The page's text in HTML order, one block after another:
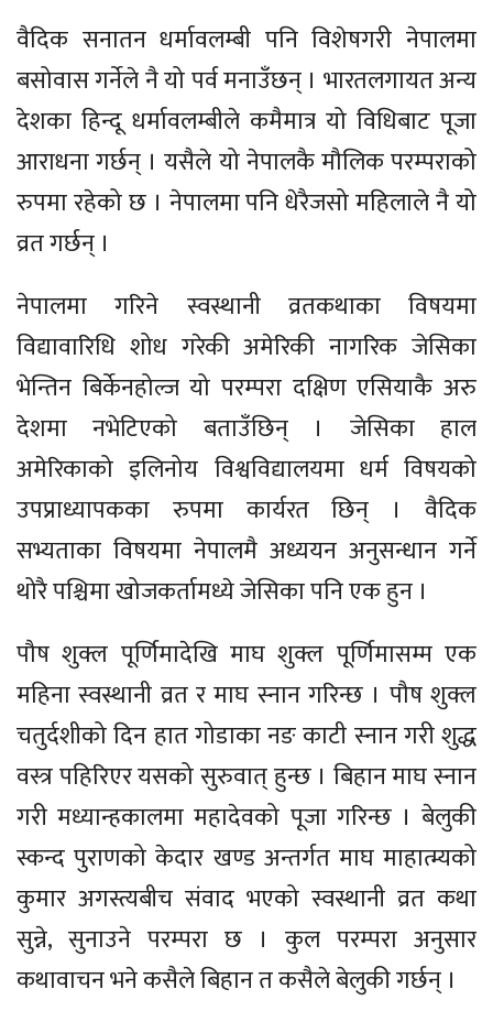
वैदिक सनातन धर्मावलम्बी पनि विशेषगरी नेपालमा
बसोवास गर्नेले नै यो पर्व मनाउँछन् । भारतलगायत अन्य
देशका हिन्दू धर्मावलम्बीले कमैमात्र यो विधिबाट पूजा
आराधना गर्छन् । यसैले यो नेपालकै मौलिक परम्पराको
रुपमा रहेको छ । नेपालमा पनि धेरैजसो महिलाले नै यो
व्रत गर्छन् ।
नेपालमा गरिने स्वस्थानी व्रतकथाका विषयमा
विद्यावारिधि शोध गरेकी अमेरिकी नागरिक जेसिका
भेन्तिन बिर्केनहोल्ज यो परम्परा दक्षिण एसियाकै अरु
देशमा नभेटिएको बताउँछिन् । जेसिका हाल
अमेरिकाको इलिनोय विश्वविद्यालयमा धर्म विषयको
उपप्राध्यापकका रुपमा कार्यरत छिन् । वैदिक
सभ्यताका विषयमा नेपालमै अध्ययन अनुसन्धान गर्ने
थोरै पश्चिमा खोजकर्तामध्ये जेसिका पनि एक हुन ।
पौष शुक्ल पूर्णिमादेखि माघ शुक्ल पूर्णिमासम्म एक
महिना स्वस्थानी व्रत र माघ स्नान गरिन्छ । पौष शुक्ल
चतुर्दशीको दिन हात गोडाका नङ काटी स्नान गरी शुद्ध
वस्त्र पहिरिएर यसको सुरुवात् हुन्छ । बिहान माघ स्नान
गरी मध्यान्हकालमा महादेवको पूजा गरिन्छ । बेलुकी
स्कन्द पुराणको केदार खण्ड अन्तर्गत माघ माहात्म्यको
कुमार अगस्त्यबीच संवाद भएको स्वस्थानी व्रत कथा
सुन्ने, सुनाउने परम्परा छ । कुल परम्परा अनुसार
कथावाचन भने कसैले बिहान त कसैले बेलुकी गर्छन् ।